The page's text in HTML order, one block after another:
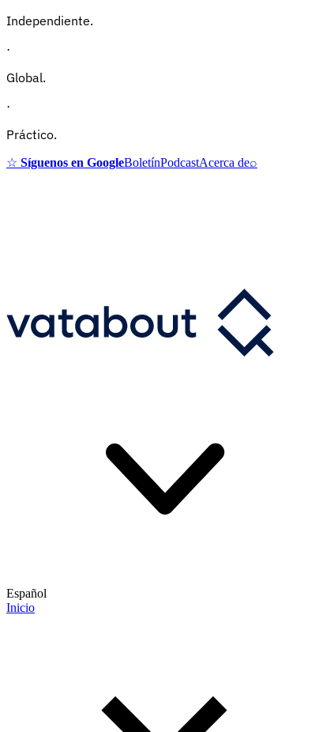
Independiente.
·
Global.
·
Práctico.
☆ Síguenos en GoogleBoletínPodcastAcerca de⌕
Español
Inicio